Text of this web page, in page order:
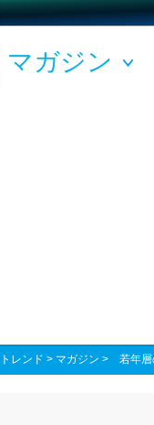
マガジン
トレンド > マガジン > 若年